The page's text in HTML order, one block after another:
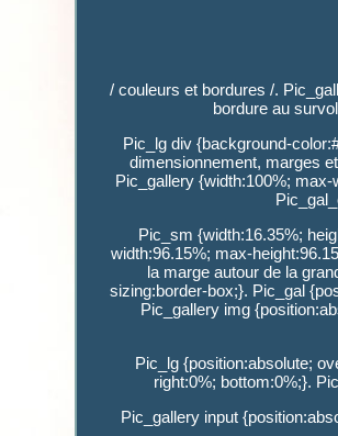
/ couleurs et bordures /.
bordure au
Pic_lg div {background-
dimensionnement, marges
Pic_gallery {width:100%;
Pic_sm {width:16.35%;
width:96.15%; max-
la marge autour de la
sizing:border-box;}. Pic_gal
Pic_gallery img
Pic_lg {position:absolute;
right:0%; bottom:0%;}.
Pic_gallery input